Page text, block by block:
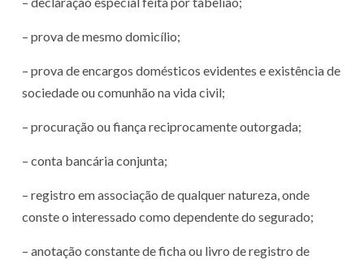
– prova de mesmo domicílio;
– prova de encargos domésticos evidentes e existência de
sociedade ou comunhão na vida civil;
– procuração ou fiança reciprocamente outorgada;
– conta bancária conjunta;
– registro em associação de qualquer natureza, onde
conste o interessado como dependente do segurado;
– anotação constante de ficha ou livro de registro de